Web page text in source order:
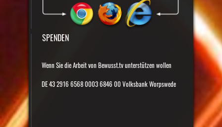
SPENDEN
Wenn Sie die Arbeit von Bewusst.tv unterstützen wollen
DE 43 2916 6568 0003 6846 00 Volksbank Worpswede